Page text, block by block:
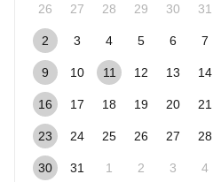
26 27 28 29 30 31
2 3 4 5 6 7
9 10 11 12 13 14
16 17 18 19 20 21
23 24 25 26 27 28
30 31 1 2 3 4